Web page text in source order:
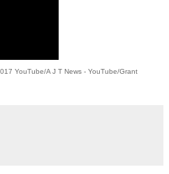
YouTube/A J T News - YouTube/Grant